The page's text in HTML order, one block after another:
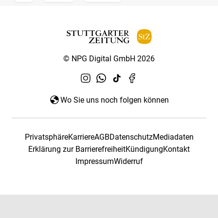
© NPG Digital GmbH 2026
Wo Sie uns noch folgen können
PrivatsphäreKarriereAGBDatenschutzMediadaten
Erklärung zur BarrierefreiheitKündigungKontakt
ImpressumWiderruf